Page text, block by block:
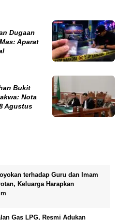
Dugaan
Aparat
Bukit
Nota
Agustus
terhadap Guru dan Imam
Keluarga Harapkan
Gas LPG, Resmi Adukan